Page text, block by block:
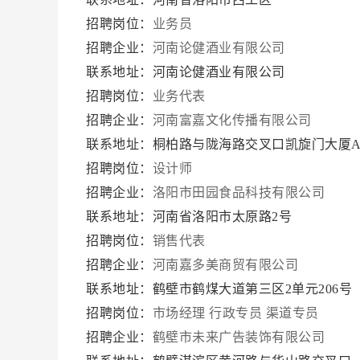
招聘岗位： 业务员
招聘企业： 河南论健酒业有限公司
联系地址：河南论健酒业有限公司
招聘岗位： 业务代表
招聘企业： 河南富嘉文化传播有限公司
联系地址：桐柏路与陇海路交叉口凯旋门大厦
招聘岗位： 设计师
招聘企业： 洛阳市田园食品科技有限公司
联系地址：河南省洛阳市太原路2号
招聘岗位： 销售代表
招聘企业： 河南嘉多美商贸有限公司
联系地址：鹤壁市鹤煤大道第三区2单元206号
招聘岗位： 市场经理 行政专员 渠道专员
招聘企业： 鹤壁市未来广告装饰有限公司